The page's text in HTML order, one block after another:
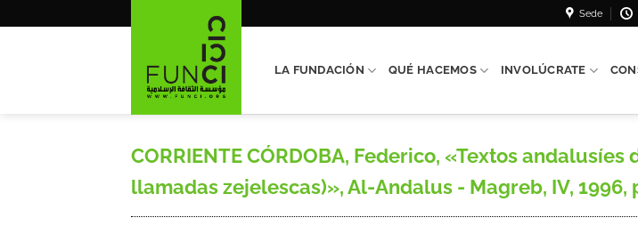
Sede
LA FUNDACIÓN QUÉ HACEMOS INVOLÚCRATE
CORRIENTE CÓRDOBA, Federico, «Textos
llamadas zejelescas)», Al-Andalus - Magreb, IV, 1996,